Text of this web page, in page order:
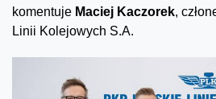
komentuje Maciej Kaczorek,
Linii Kolejowych S.A.